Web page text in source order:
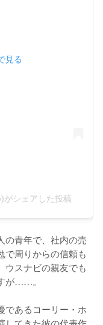
見る
がシェアした投稿
の青年で、社内の売
で周りからの信頼も
ウスナビの親友でも
が……。
であるコーリー・ホ